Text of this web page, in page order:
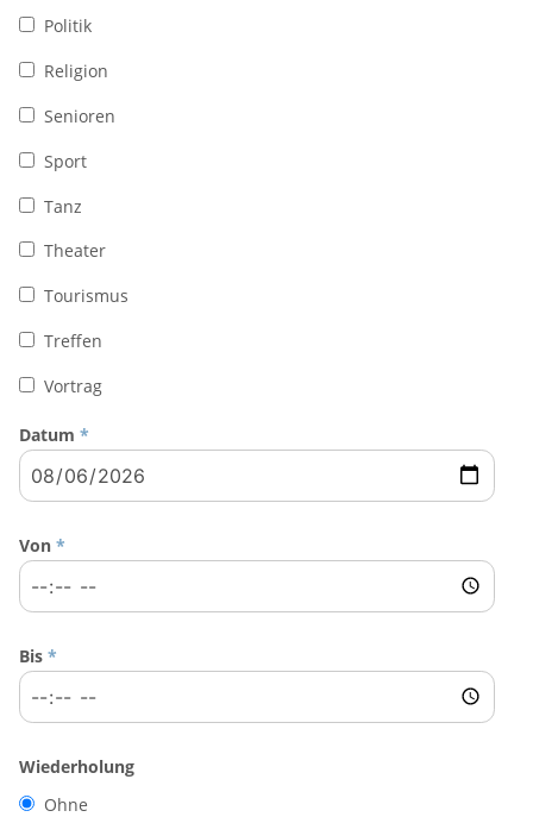
Politik
Religion
Senioren
Sport
Tanz
Theater
Tourismus
Treffen
Vortrag
Datum *
Von *
Bis *
Wiederholung
Ohne